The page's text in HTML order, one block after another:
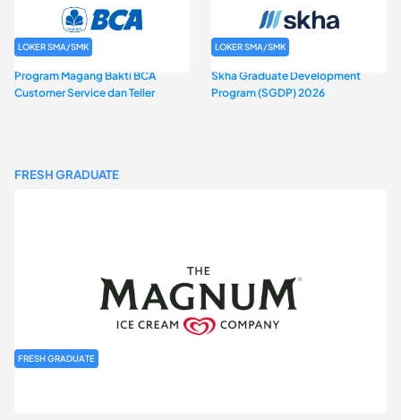
LOKER SMA/SMK
Program Magang Bakti BCA
Customer Service dan Teller
LOKER SMA/SMK
Skha Graduate Development
Program (SGDP) 2026
FRESH GRADUATE
FRESH GRADUATE